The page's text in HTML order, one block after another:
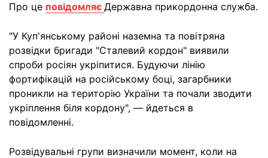
Про це повідомляє Державна прикордонна служба.
"У Куп'янському районі наземна та повітряна
розвідки бригади "Сталевий кордон" виявили
спроби росіян укріпитися. Будуючи лінію
фортифікацій на російському боці, загарбники
проникли на територію України та почали зводити
укріплення біля кордону", — йдеться в
повідомленні.
Розвідувальні групи визначили момент, коли на